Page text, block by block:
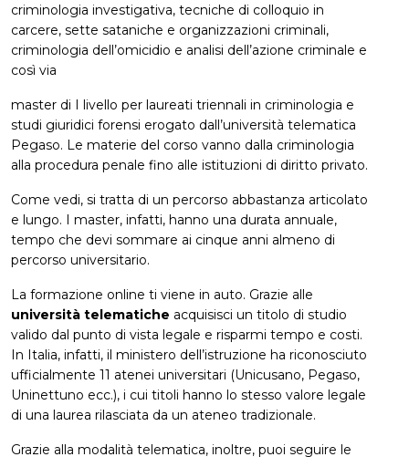
criminologia investigativa, tecniche di colloquio in
carcere, sette sataniche e organizzazioni criminali,
criminologia dell’omicidio e analisi dell’azione criminale e
così via
master di I livello per laureati triennali in criminologia e
studi giuridici forensi erogato dall’università telematica
Pegaso. Le materie del corso vanno dalla criminologia
alla procedura penale fino alle istituzioni di diritto privato.
Come vedi, si tratta di un percorso abbastanza articolato
e lungo. I master, infatti, hanno una durata annuale,
tempo che devi sommare ai cinque anni almeno di
percorso universitario.
La formazione online ti viene in auto. Grazie alle
università telematiche acquisisci un titolo di studio
valido dal punto di vista legale e risparmi tempo e costi.
In Italia, infatti, il ministero dell’istruzione ha riconosciuto
ufficialmente 11 atenei universitari (Unicusano, Pegaso,
Uninettuno ecc.), i cui titoli hanno lo stesso valore legale
di una laurea rilasciata da un ateneo tradizionale.
Grazie alla modalità telematica, inoltre, puoi seguire le